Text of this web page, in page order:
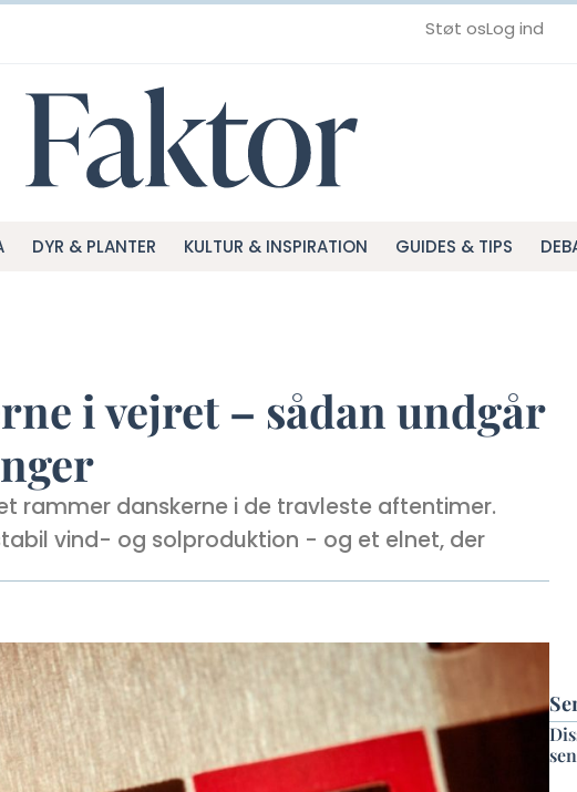
Støt osLog ind
DYR & PLANTER KULTUR & INSPIRATION GUIDES & TIPS
i vejret – sådan undgår
rammer danskerne i de travleste aftentimer.
vind- og solproduktion - og et elnet, der